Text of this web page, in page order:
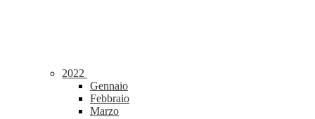
2022
Gennaio
Febbraio
Marzo